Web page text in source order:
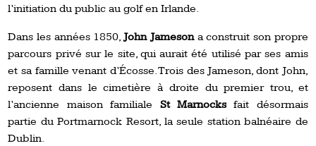
l’initiation du public au golf en Irlande.
Dans les années 1850,John Jamesona construit son propre
parcours privé sur le site, qui aurait été utilisé par ses amis
et sa famille venant d’Écosse. Trois des Jameson, dont John,
reposent dans le cimetière à droite du premier trou, et
l’ancienne maison familiale St Marnocksfait désormais
partie du Portmarnock Resort, la seule station balnéaire de
Dublin.